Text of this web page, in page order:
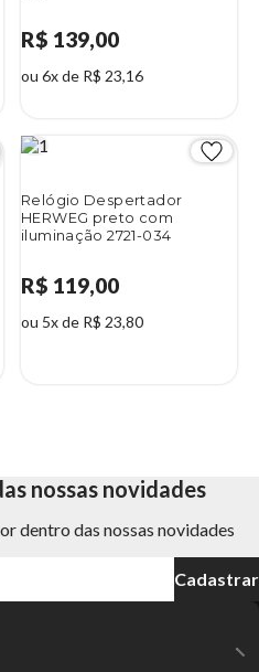
R$ 139,00
ou 6x de R$ 23,16
Relógio Despertador
HERWEG preto com
iluminação 2721-034
R$ 119,00
ou 5x de R$ 23,80
nossas novidades
dentro das nossas novidades
Cadastrar